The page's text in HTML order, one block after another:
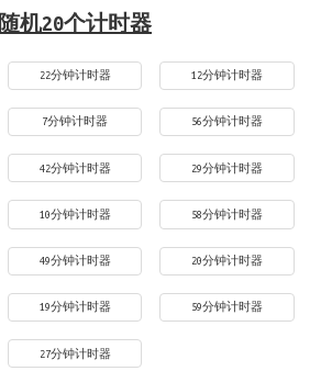
随机20个计时器
22分钟计时器 12分钟计时器
7分钟计时器 56分钟计时器
42分钟计时器 29分钟计时器
10分钟计时器 58分钟计时器
49分钟计时器 20分钟计时器
19分钟计时器 59分钟计时器
27分钟计时器